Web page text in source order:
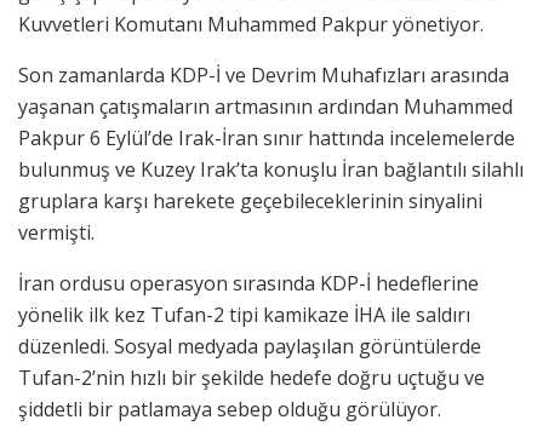
Kuvvetleri Komutanı Muhammed Pakpur yönetiyor.
Son zamanlarda KDP-İ ve Devrim Muhafızları arasında
yaşanan çatışmaların artmasının ardından Muhammed
Pakpur 6 Eylül’de Irak-İran sınır hattında incelemelerde
bulunmuş ve Kuzey Irak’ta konuşlu İran bağlantılı silahlı
gruplara karşı harekete geçebileceklerinin sinyalini
vermişti.
İran ordusu operasyon sırasında KDP-İ hedeflerine
yönelik ilk kez Tufan-2 tipi kamikaze İHA ile saldırı
düzenledi. Sosyal medyada paylaşılan görüntülerde
Tufan-2’nin hızlı bir şekilde hedefe doğru uçtuğu ve
şiddetli bir patlamaya sebep olduğu görülüyor.